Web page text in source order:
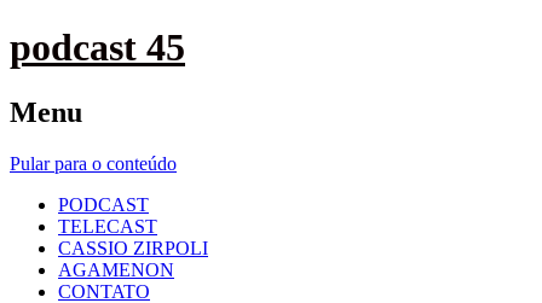
podcast 45
Menu
Pular para o conteúdo
PODCAST
TELECAST
CASSIO ZIRPOLI
AGAMENON
CONTATO